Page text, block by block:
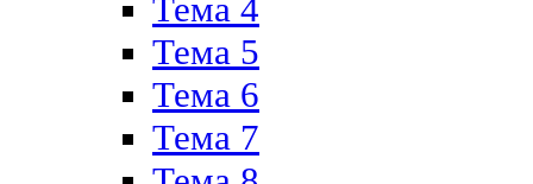
Тема 4
Тема 5
Тема 6
Тема 7